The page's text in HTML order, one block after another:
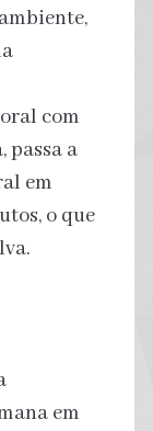
com
passa a
em
o que
em